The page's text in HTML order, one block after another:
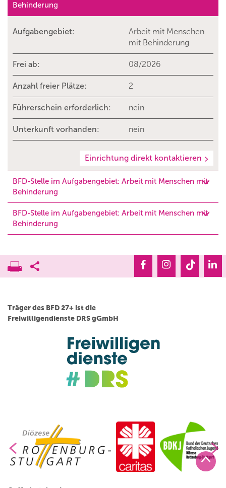
Behinderung
Aufgabengebiet:
Arbeit mit Menschen
mit Behinderung
Frei ab: 08/2026
Anzahl freier Plätze: 2
Führerschein erforderlich: nein
Unterkunft vorhanden: nein
Einrichtung direkt kontaktieren
BFD-Stelle im Aufgabengebiet: Arbeit mit Menschen mit
Behinderung
BFD-Stelle im Aufgabengebiet: Arbeit mit Menschen mit
Behinderung
Träger des BFD 27+ ist die
Freiwilligendienste DRS gGmbH